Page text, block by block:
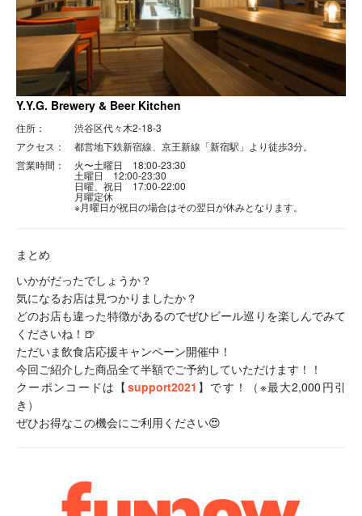
Y.Y.G. Brewery & Beer Kitchen
住所： 渋谷区代々木2-18-3
アクセス： 都営地下鉄新宿線、京王新線「新宿駅」より徒歩3分。
営業時間： 火〜土曜日 18:00-23:30
土曜日 12:00-23:30
日曜、祝日 17:00-22:00
月曜定休
※月曜日が祝日の場合はその翌日が休みとなります。
まとめ
いかがだったでしょうか？
気になるお店は見つかりましたか？
どのお店も違った特徴があるのでぜひビール巡りを楽しんでみて
くださいね！🍺
ただいま飲食店応援キャンペーン開催中！
今回ご紹介した商品全て半額でご予約していただけます！！
クーポンコードは【 support2021 】です！（※最大2,000円引
き）
ぜひお得なこの機会にご利用ください😍